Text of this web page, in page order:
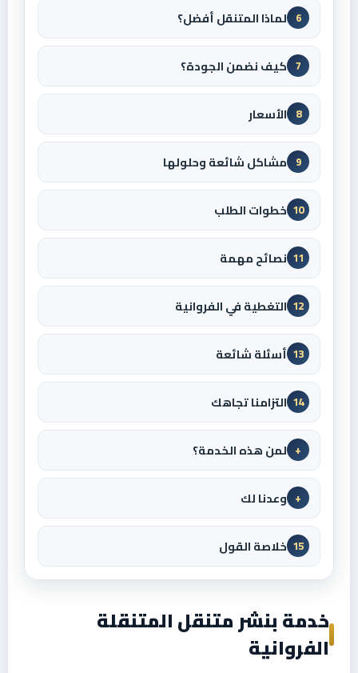
6 لماذا المتنقل أفضل؟
7 كيف نضمن الجودة؟
8 الأسعار
9 مشاكل شائعة وحلولها
10 خطوات الطلب
11 نصائح مهمة
12 التغطية في الفروانية
13 أسئلة شائعة
14 التزامنا تجاهك
+ لمن هذه الخدمة؟
+ وعدنا لك
15 خلاصة القول
خدمة بنشر متنقل المتنقلة
الفروانية